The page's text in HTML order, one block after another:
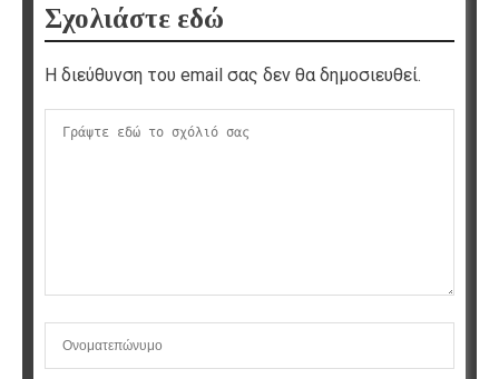
Σχολιάστε εδώ
Η διεύθυνση του email σας δεν θα δημοσιευθεί.